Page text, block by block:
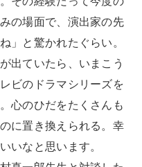
の場面で、演出家の先
」と驚かれたぐらい。
出ていたら、いまこう
ビのドラマシリーズを
心のひだをたくさんも
に置き換えられる。幸
いなと思います。